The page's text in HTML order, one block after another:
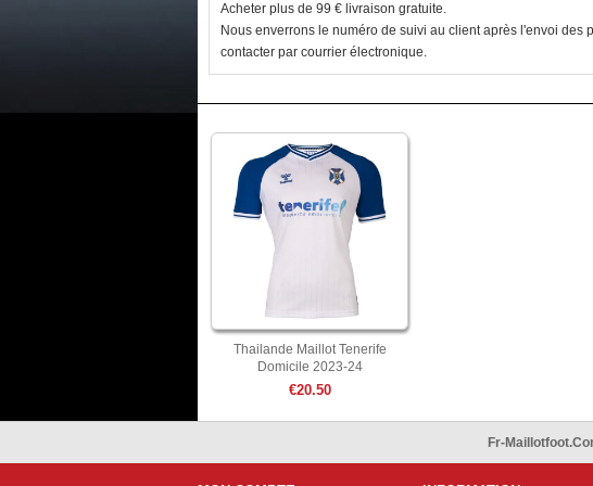
Acheter plus de 99 € livraison gratuite.
Nous enverrons le numéro de suivi au client après l'envoi
contacter par courrier électronique.
Thailande Maillot Tenerife
Domicile 2023-24
€20.50
Fr-